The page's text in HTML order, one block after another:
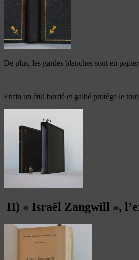
De plus, les gardes blanches sont en
Enfin un étui bordé et galbé protège le tout.
II) « Israël Zangwill »,